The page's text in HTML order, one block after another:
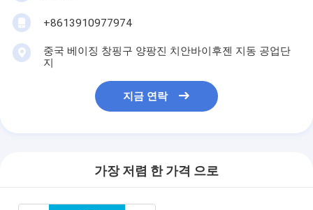
+8613910977974
중국 베이징 창핑구 양팡진 치안바이후젠 지동 공업단
지
지금 연락
가장 저렴 한 가격 으로